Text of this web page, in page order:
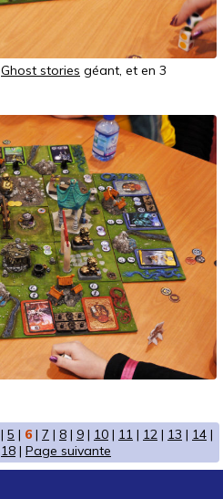
Ghost stories géant, et en 3
| 5 | 6 | 7 | 8 | 9 | 10 | 11 | 12 | 13 | 14 |
18 | Page suivante